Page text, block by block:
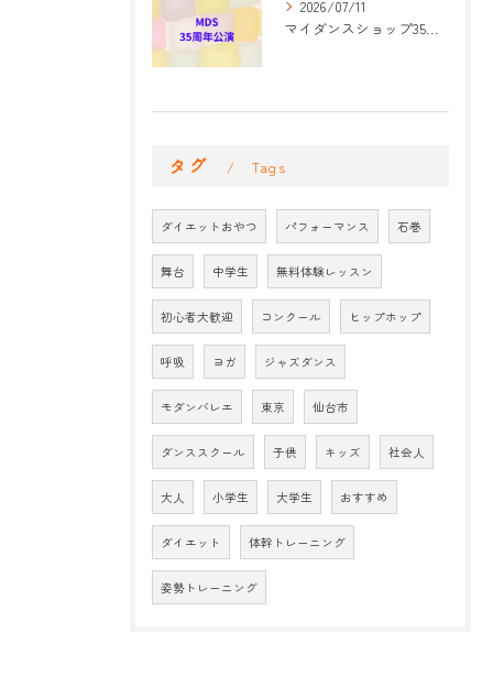
2026/07/11
マイダンスショップ35周年記念公演 振付開始
タグ Tags
ダイエットおやつ パフォーマンス 石巻
舞台 中学生 無料体験レッスン
初心者大歓迎 コンクール ヒップホップ
呼吸 ヨガ ジャズダンス
モダンバレエ 東京 仙台市
ダンススクール 子供 キッズ 社会人
大人 小学生 大学生 おすすめ
ダイエット 体幹トレーニング
姿勢トレーニング